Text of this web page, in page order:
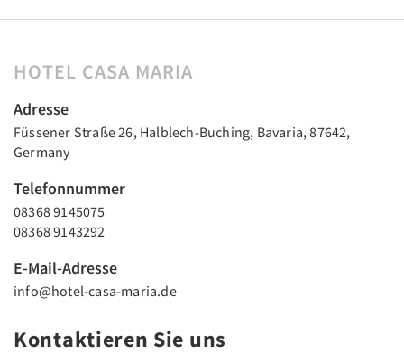
HOTEL CASA MARIA
Adresse
Füssener Straße 26, Halblech-Buching, Bavaria, 87642,
Germany
Telefonnummer
08368 9145075
08368 9143292
E-Mail-Adresse
info@hotel-casa-maria.de
Kontaktieren Sie uns